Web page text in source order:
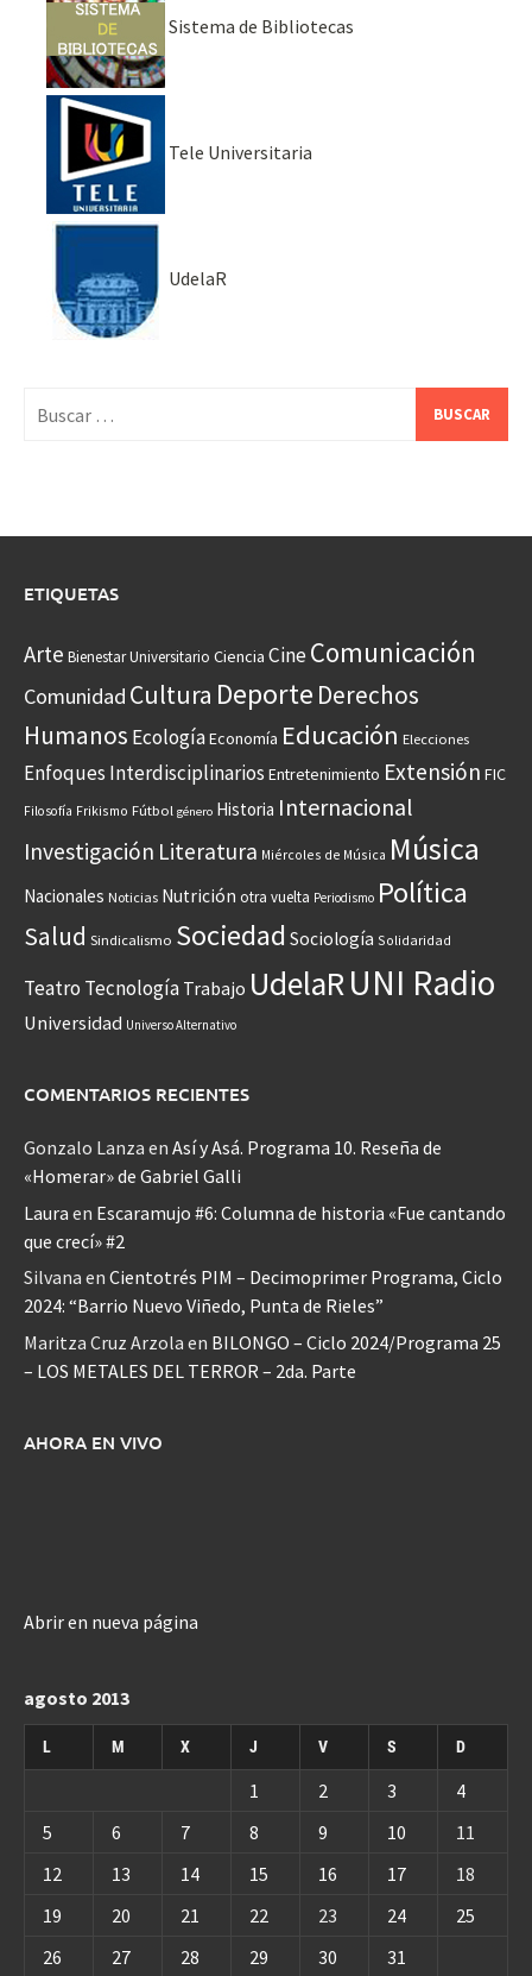
Sistema de Bibliotecas
Tele Universitaria
UdelaR
ETIQUETAS
Arte Bienestar Universitario Ciencia CineComunicación
Comunidad Cultura Deporte Derechos
Humanos EcologíaEconomía Educación Elecciones
Enfoques Interdisciplinarios Entretenimiento Extensión FIC
Filosofía Frikismo Fútbol género Historia Internacional
Investigación Literatura Miércoles de Música Música
Nacionales Noticias Nutrición otra vuelta Periodismo Política
Salud Sindicalismo Sociedad Sociología Solidaridad
Teatro Tecnología Trabajo UdelaRUNI Radio
Universidad Universo Alternativo
COMENTARIOS RECIENTES
Gonzalo Lanza en Así y Asá. Programa 10. Reseña de
«Homerar» de Gabriel Galli
Laura en Escaramujo #6: Columna de historia «Fue cantando
que crecí» #2
Silvana en Cientotrés PIM – Decimoprimer Programa, Ciclo
2024: “Barrio Nuevo Viñedo, Punta de Rieles”
Maritza Cruz Arzola en BILONGO – Ciclo 2024/Programa 25
– LOS METALES DEL TERROR – 2da. Parte
AHORA EN VIVO
Abrir en nueva página
agosto 2013
L M X J V S D
1 2 3
4
5
6 7 8 9 10
11
12
13 14 15 16 17
18
19
20 21 22 23 24
25
26
27 28 29 30 31